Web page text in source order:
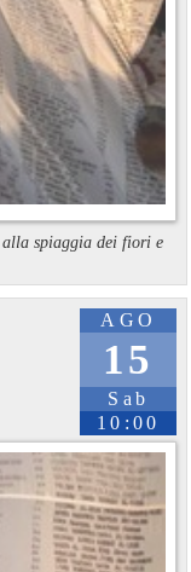
spiaggia dei fiori e
AGO
15
Sab
10:00